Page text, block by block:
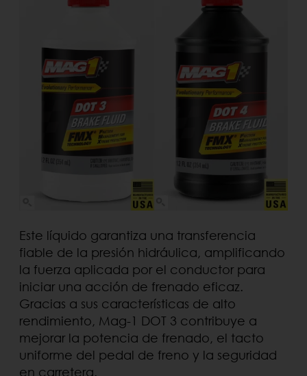
Este líquido garantiza una transferencia
fiable de la presión hidráulica, amplificando
la fuerza aplicada por el conductor para
iniciar una acción de frenado eficaz.
Gracias a sus características de alto
rendimiento, Mag-1 DOT 3 contribuye a
mejorar la potencia de frenado, el tacto
uniforme del pedal de freno y la seguridad
en carretera.